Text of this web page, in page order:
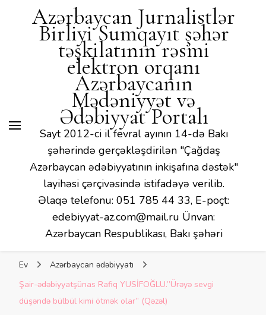
Mədəniyyət və Ədəbiyyat
Portalı
Azərbaycan Jurnalistlər
Birliyi Sumqayıt şəhər
təşkilatının rəsmi
elektron orqanı
Azərbaycanın
Mədəniyyət və
Ədəbiyyat Portalı
Sayt 2012-ci il fevral ayının 14-də Bakı
şəhərində gerçəkləşdirilən "Çağdaş
Azərbaycan ədəbiyyatının inkişafına dəstək"
layihəsi çərçivəsində istifadəyə verilib.
Əlaqə telefonu: 051 785 44 33, E-poçt:
edebiyyat-az.com@mail.ru Ünvan:
Azərbaycan Respublikası, Bakı şəhəri
Ev
Azərbaycan ədəbiyyatı
Şair-ədəbiyyatşünas Rafiq YUSİFOĞLU.”Ürəyə sevgi
düşəndə bülbül kimi ötmək olar” (Qəzəl)